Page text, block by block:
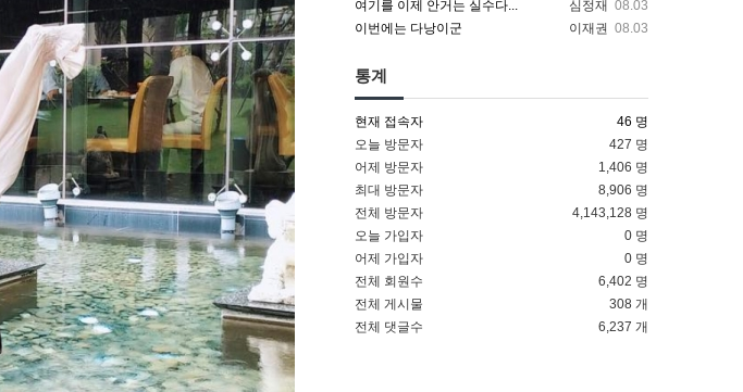
심정재 08.03
여기를 이제 안거는 실수다...
이재권 08.03
이번에는 다낭이군
통계
현재 접속자
46 명
오늘 방문자
427 명
어제 방문자
1,406 명
최대 방문자
8,906 명
전체 방문자
4,143,128 명
오늘 가입자
0 명
어제 가입자
0 명
전체 회원수
6,402 명
전체 게시물
308 개
전체 댓글수
6,237 개